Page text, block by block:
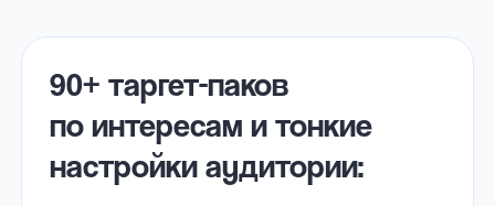
Кому подходит
Авито Реклама